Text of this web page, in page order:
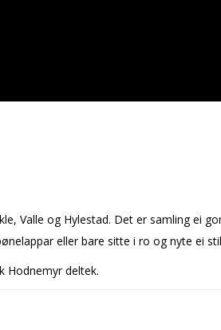
Valle og Hylestad. Det er samling ei
eller bare sitte i ro og nyte ei
Hodnemyr deltek.